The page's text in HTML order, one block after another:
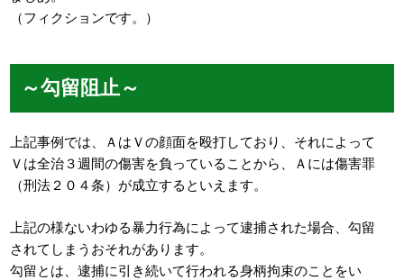
（フィクションです。）
～勾留阻止～
上記事例では、ＡはＶの顔面を殴打しており、それによって
Ｖは全治３週間の傷害を負っていることから、Ａには傷害罪
（刑法２０４条）が成立するといえます。
上記の様ないわゆる暴力行為によって逮捕された場合、勾留
されてしまうおそれがあります。
勾留とは、逮捕に引き続いて行われる身柄拘束のことをい